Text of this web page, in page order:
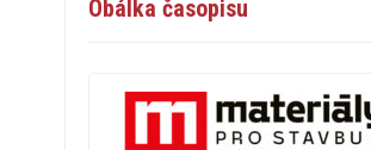
Obálka časopisu